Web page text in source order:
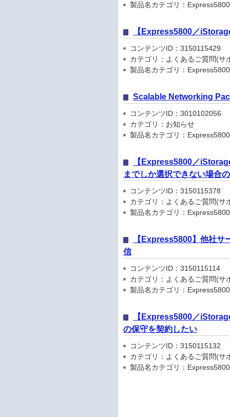
製品名カテゴリ：
【Express5800／
コンテンツID：3150115429
カテゴリ：よくあるご質問(サ
製品名カテゴリ：
Scalable Networking
コンテンツID：3010102056
カテゴリ：お知らせ
製品名カテゴリ：
【Express5800／
までしか選択できない場合
コンテンツID：3150115378
カテゴリ：よくあるご質問(サ
製品名カテゴリ：
【Express5800】他社
信
コンテンツID：3150115114
カテゴリ：よくあるご質問(サ
製品名カテゴリ：
【Express5800／
の保守を契約したい
コンテンツID：3150115132
カテゴリ：よくあるご質問(サ
製品名カテゴリ：